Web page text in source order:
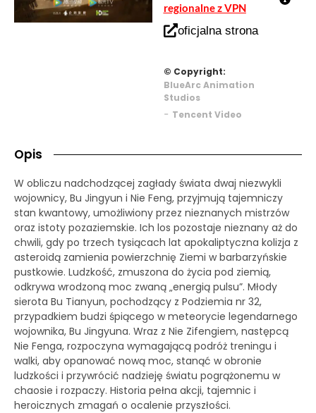
regionalne z VPN
oficjalna strona
© Copyright:
BlueArc Animation
Studios
- Tencent Video
Opis
W obliczu nadchodzącej zagłady świata dwaj niezwykli
wojownicy, Bu Jingyun i Nie Feng, przyjmują tajemniczy
stan kwantowy, umożliwiony przez nieznanych mistrzów
oraz istoty pozaziemskie. Ich los pozostaje nieznany aż do
chwili, gdy po trzech tysiącach lat apokaliptyczna kolizja z
asteroidą zamienia powierzchnię Ziemi w barbarzyńskie
pustkowie. Ludzkość, zmuszona do życia pod ziemią,
odkrywa wrodzoną moc zwaną „energią pulsu”. Młody
sierota Bu Tianyun, pochodzący z Podziemia nr 32,
przypadkiem budzi śpiącego w meteorycie legendarnego
wojownika, Bu Jingyuna. Wraz z Nie Zifengiem, następcą
Nie Fenga, rozpoczyna wymagającą podróż treningu i
walki, aby opanować nową moc, stanąć w obronie
ludzkości i przywrócić nadzieję światu pogrążonemu w
chaosie i rozpaczy. Historia pełna akcji, tajemnic i
heroicznych zmagań o ocalenie przyszłości.